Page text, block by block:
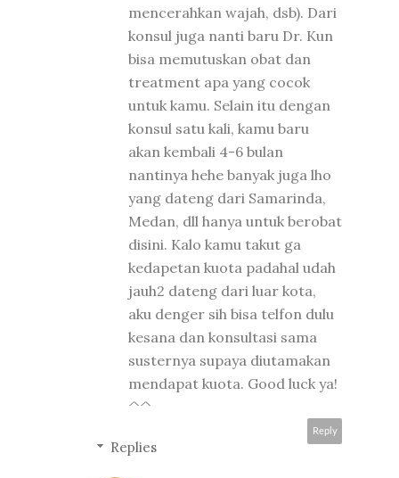
mencerahkan wajah, dsb). Dari
konsul juga nanti baru Dr. Kun
bisa memutuskan obat dan
treatment apa yang cocok
untuk kamu. Selain itu dengan
konsul satu kali, kamu baru
akan kembali 4-6 bulan
nantinya hehe banyak juga lho
yang dateng dari Samarinda,
Medan, dll hanya untuk berobat
disini. Kalo kamu takut ga
kedapetan kuota padahal udah
jauh2 dateng dari luar kota,
aku denger sih bisa telfon dulu
kesana dan konsultasi sama
susternya supaya diutamakan
mendapat kuota. Good luck ya!
^^
Reply
Replies